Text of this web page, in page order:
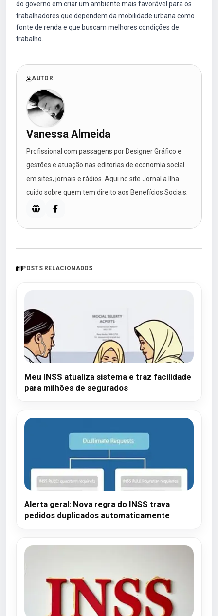
do governo em criar um ambiente mais favorável para os
trabalhadores que dependem da mobilidade urbana como
fonte de renda e que buscam melhores condições de
trabalho.
AUTOR
Vanessa Almeida
Profissional com passagens por Designer Gráfico e
gestões e atuação nas editorias de economia social
em sites, jornais e rádios. Aqui no site Jornal a Ilha
cuido sobre quem tem direito aos Benefícios Sociais.
POSTS RELACIONADOS
Meu INSS atualiza sistema e traz facilidade
para milhões de segurados
Alerta geral: Nova regra do INSS trava
pedidos duplicados automaticamente